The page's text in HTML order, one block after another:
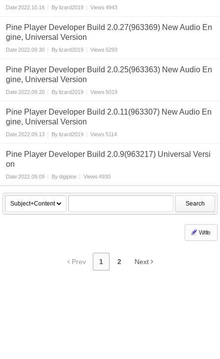
Date2022.10.16 By lizard2019 Views 4943
Pine Player Developer Build 2.0.27(963369) New Audio En
gine, Universal Version
Date2022.09.30 By lizard2019 Views 5293
Pine Player Developer Build 2.0.25(963363) New Audio En
gine, Universal Version
Date2022.09.20 By lizard2019 Views 5019
Pine Player Developer Build 2.0.11(963307) New Audio En
gine, Universal Version
Date2022.09.13 By lizard2019 Views 5114
Pine Player Developer Build 2.0.9(963217) Universal Versi
on
Date2022.09.09 Bydigipine Views 4930
Search
Write
Prev 1 2 Next